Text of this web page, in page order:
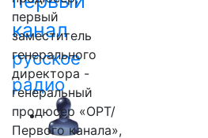
канал
русское
радио
первый
заместитель
генерального
директора -
генеральный
продюсер «ОРТ/
Первого канала»,